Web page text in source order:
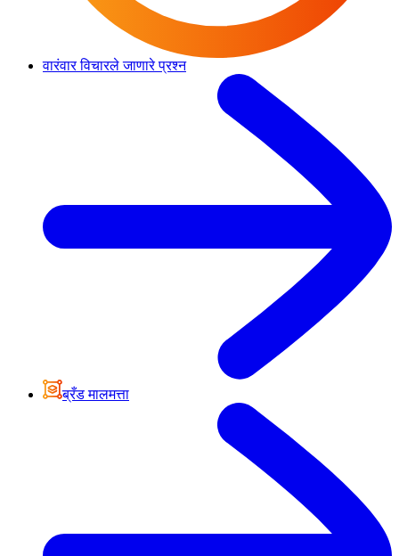
वारंवार विचारले जाणारे प्रश्न
ब्रँड मालमत्ता